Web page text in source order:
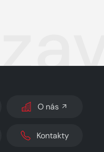
O nás
Kontakty